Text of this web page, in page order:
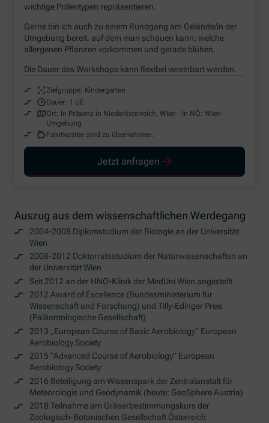
wichtige Pollentypen repräsentieren.
Gerne bin ich auch zu einem Rundgang am Gelände/in der
Umgebung bereit, auf dem man schauen kann, welche
allergenen Pflanzen vorkommen und gerade blühen.
Die Dauer des Workshops kann flexibel vereinbart werden.
Zielgruppe: Kindergarten
Dauer: 1 UE
Ort: In Präsenz in Niederösterreich, Wien · In NÖ: Wien-
Umgebung
Fahrtkosten sind zu übernehmen.
Jetzt anfragen
Auszug aus dem wissenschaftlichen Werdegang
2004-2008 Diplomstudium der Biologie an der Universität
Wien
2008-2012 Doktorratsstudium der Naturwissenschaften an
der Universität Wien
Seit 2012 an der HNO-Klinik der MedUni Wien angestellt
2012 Award of Excellence (Bundesministerium für
Wissenschaft und Forschung) und Tilly-Edinger Preis
(Paläontologische Gesellschaft)
2013 „European Course of Basic Aerobiology” European
Aerobiology Society
2015 “Advanced Course of Aerobiology” European
Aerobiology Society
2016 Beteiligung am Wissenspark der Zentralanstalt für
Meteorologie und Geodynamik (heute: GeoSphere Austria)
2018 Teilnahme am Gräserbestimmungskurs der
Zoologisch-Botanischen Gesellschaft Österreich